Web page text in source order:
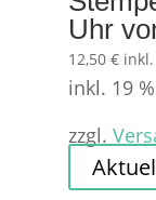
Uhr
12,50 €
inkl. 19
zzgl.